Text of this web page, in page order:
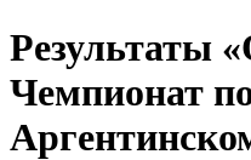
Результаты
Чемпионат